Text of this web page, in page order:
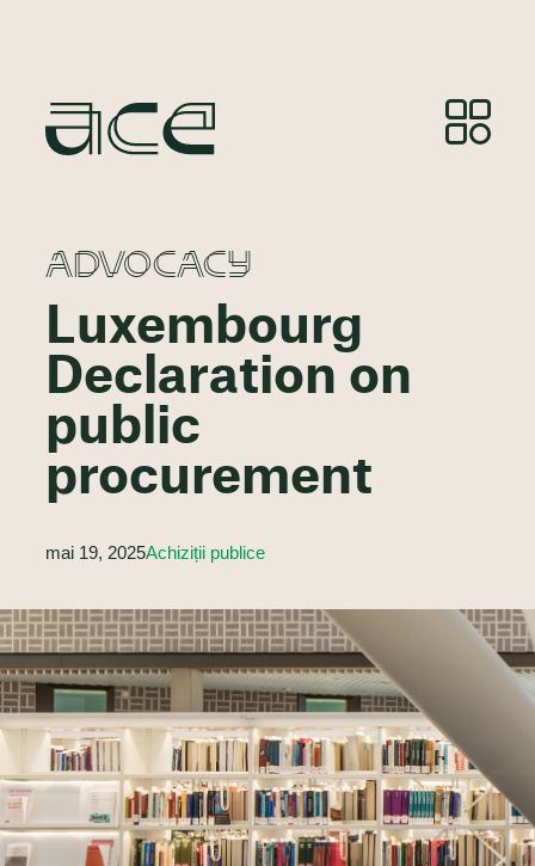
ADVOCACY
Luxembourg
Declaration on
public
procurement
mai 19, 2025Achiziții publice